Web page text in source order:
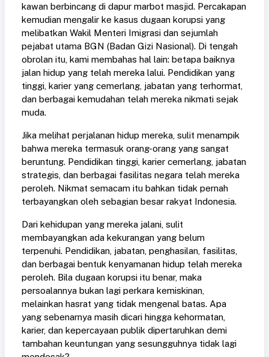
kawan berbincang di dapur marbot masjid. Percakapan
kemudian mengalir ke kasus dugaan korupsi yang
melibatkan Wakil Menteri Imigrasi dan sejumlah
pejabat utama BGN (Badan Gizi Nasional). Di tengah
obrolan itu, kami membahas hal lain: betapa baiknya
jalan hidup yang telah mereka lalui. Pendidikan yang
tinggi, karier yang cemerlang, jabatan yang terhormat,
dan berbagai kemudahan telah mereka nikmati sejak
muda.
Jika melihat perjalanan hidup mereka, sulit menampik
bahwa mereka termasuk orang-orang yang sangat
beruntung. Pendidikan tinggi, karier cemerlang, jabatan
strategis, dan berbagai fasilitas negara telah mereka
peroleh. Nikmat semacam itu bahkan tidak pernah
terbayangkan oleh sebagian besar rakyat Indonesia.
Dari kehidupan yang mereka jalani, sulit
membayangkan ada kekurangan yang belum
terpenuhi. Pendidikan, jabatan, penghasilan, fasilitas,
dan berbagai bentuk kenyamanan hidup telah mereka
peroleh. Bila dugaan korupsi itu benar, maka
persoalannya bukan lagi perkara kemiskinan,
melainkan hasrat yang tidak mengenal batas. Apa
yang sebenarnya masih dicari hingga kehormatan,
karier, dan kepercayaan publik dipertaruhkan demi
tambahan keuntungan yang sesungguhnya tidak lagi